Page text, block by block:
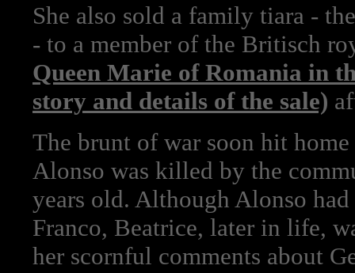
She also sold a family tiara -
- to a member of the Britisch
Queen Marie of Romania in
story and details of the sale)
The brunt of war soon hit home
Alonso was killed by the
years old. Although Alonso
Franco, Beatrice, later in life,
her scornful comments about